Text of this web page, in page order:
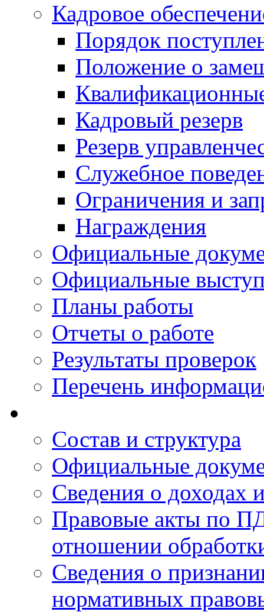
Кадровое
Порядок
Положение о
Кадровый резерв
Резерв
Служебное
Ограничения и
Награждения
Официальные
Официальные
Планы работы
Отчеты о работе
Результаты проверок
Перечень
Состав и структура
Официальные
Сведения о доходах
Правовые акты по
отношении
Сведения о
нормативных